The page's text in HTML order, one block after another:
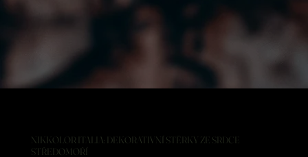
NIKKOLOR ITALIA: DEKORATIVNÍ STĚRKY ZE SRDCE
STŘEDOMOŘÍ